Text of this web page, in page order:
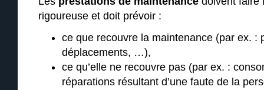
rigoureuse et doit prévoir :
ce que recouvre la maintenance (par ex. :
déplacements, …),
ce qu’elle ne recouvre pas (par ex. :
réparations résultant d’une faute de la